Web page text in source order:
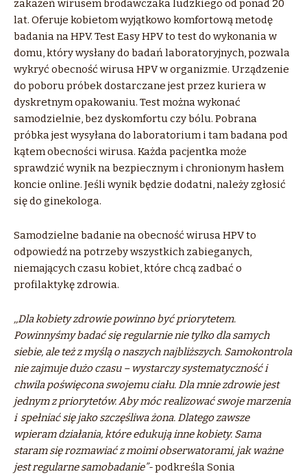
zakażeń wirusem brodawczaka ludzkiego od ponad 20
lat. Oferuje kobietom wyjątkowo komfortową metodę
badania na HPV. Test Easy HPV to test do wykonania w
domu, który wysłany do badań laboratoryjnych, pozwala
wykryć obecność wirusa HPV w organizmie. Urządzenie
do poboru próbek dostarczane jest przez kuriera w
dyskretnym opakowaniu. Test można wykonać
samodzielnie, bez dyskomfortu czy bólu. Pobrana
próbka jest wysyłana do laboratorium i tam badana pod
kątem obecności wirusa. Każda pacjentka może
sprawdzić wynik na bezpiecznym i chronionym hasłem
koncie online. Jeśli wynik będzie dodatni, należy zgłosić
się do ginekologa.
Samodzielne badanie na obecność wirusa HPV to
odpowiedź na potrzeby wszystkich zabieganych,
niemających czasu kobiet, które chcą zadbać o
profilaktykę zdrowia.
,,Dla kobiety zdrowie powinno być priorytetem.
Powinnyśmy badać się regularnie nie tylko dla samych
siebie, ale też z myślą o naszych najbliższych. Samokontrola
nie zajmuje dużo czasu – wystarczy systematyczność i
chwila poświęcona swojemu ciału. Dla mnie zdrowie jest
jednym z priorytetów. Aby móc realizować swoje marzenia
i spełniać się jako szczęśliwa żona. Dlatego zawsze
wpieram działania, które edukują inne kobiety. Sama
staram się rozmawiać z moimi obserwatorami, jak ważne
jest regularne samobadanie”-podkreśla Sonia